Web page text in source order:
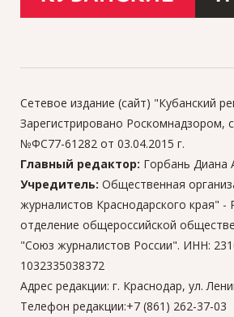
Сетевое издание (сайт) "Кубанский
Зарегистрировано Роскомнадзором,
№ФС77-61282 от 03.04.2015 г.
Главный редактор: Горбань Диана
Учредитель: Общественная
журналистов Краснодарского края" -
отделение общероссийской
"Союз журналистов России". ИНН:
1032335038372
Адрес редакции: г. Краснодар, ул.
Телефон редакции:+7 (861) 262-37-03